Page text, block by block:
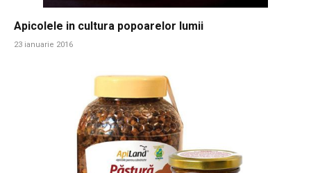
Apicolele in cultura popoarelor lumii
23 ianuarie 2016